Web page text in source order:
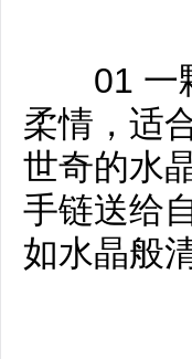
01 一颗
柔情，适
世奇的水
手链送给
如水晶般